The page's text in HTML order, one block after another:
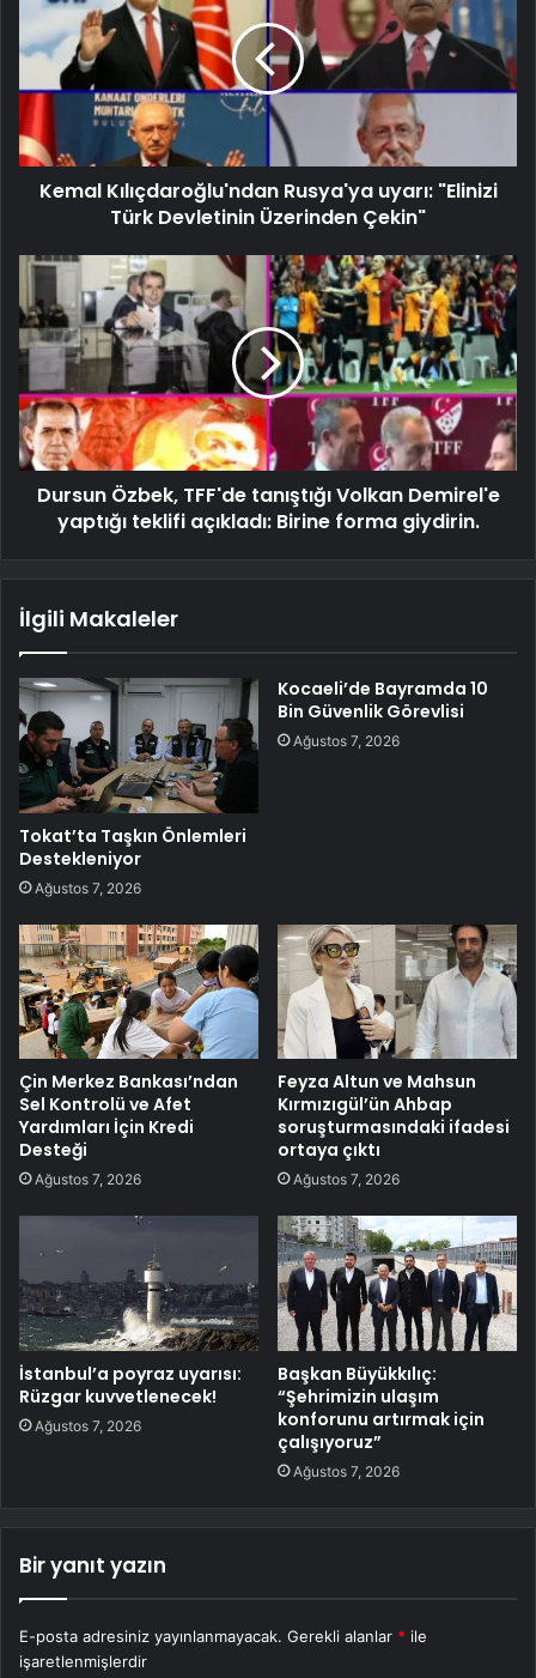
Kemal Kılıçdaroğlu'ndan Rusya'ya uyarı: "Elinizi
Türk Devletinin Üzerinden Çekin"
Dursun Özbek, TFF'de tanıştığı Volkan Demirel'e
yaptığı teklifi açıkladı: Birine forma giydirin.
İlgili Makaleler
Tokat’ta Taşkın Önlemleri
Destekleniyor
Ağustos 7, 2026
Kocaeli’de Bayramda 10
Bin Güvenlik Görevlisi
Ağustos 7, 2026
Çin Merkez Bankası’ndan
Sel Kontrolü ve Afet
Yardımları İçin Kredi
Desteği
Ağustos 7, 2026
Feyza Altun ve Mahsun
Kırmızıgül’ün Ahbap
soruşturmasındaki ifadesi
ortaya çıktı
Ağustos 7, 2026
İstanbul’a poyraz uyarısı:
Rüzgar kuvvetlenecek!
Ağustos 7, 2026
Başkan Büyükkılıç:
“Şehrimizin ulaşım
konforunu artırmak için
çalışıyoruz”
Ağustos 7, 2026
Bir yanıt yazın
E-posta adresiniz yayınlanmayacak. Gerekli alanlar * ile
işaretlenmişlerdir